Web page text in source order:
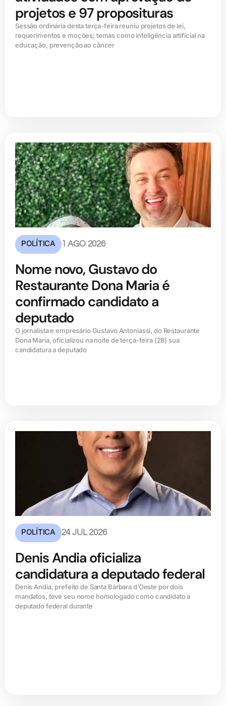
projetos e 97 proposituras
Sessão ordinária desta terça-feira reuniu projetos de lei,
requerimentos e moções; temas como inteligência artificial na
educação, prevenção ao câncer
POLÍTICA 1 AGO 2026
Nome novo, Gustavo do
Restaurante Dona Maria é
confirmado candidato a
deputado
O jornalista e empresário Gustavo Antoniassi, do Restaurante
Dona Maria, oficializou na noite de terça-feira (28) sua
candidatura a deputado
POLÍTICA 24 JUL 2026
Denis Andia oficializa
candidatura a deputado federal
Denis Andia, prefeito de Santa Bárbara d’Oeste por dois
mandatos, teve seu nome homologado como candidato a
deputado federal durante